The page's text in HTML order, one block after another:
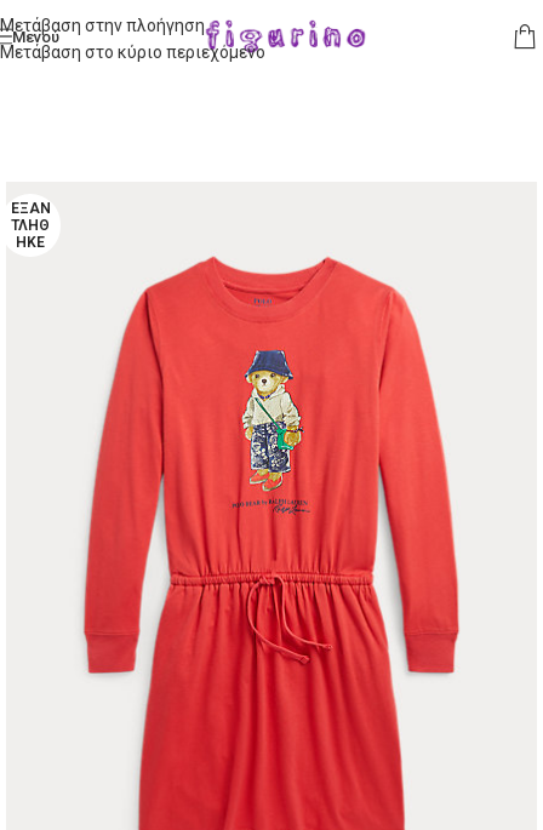
Μετάβαση στην πλοήγηση
Μετάβαση στο κύριο περιεχόμενο
Μενού
ΕΞΑΝ
ΤΛΉΘ
ΗΚΕ